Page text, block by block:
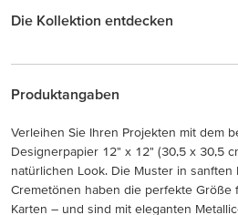
Die Kollektion entdecken
Produktangaben
Verleihen Sie Ihren Projekten mit dem
Designerpapier 12" x 12" (30,5 x 30,5
natürlichen Look. Die Muster in sanften
Cremetönen haben die perfekte Größe
Karten – und sind mit eleganten